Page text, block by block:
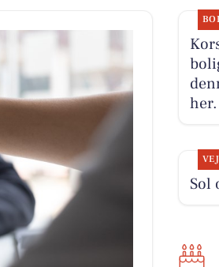
her.
Sol